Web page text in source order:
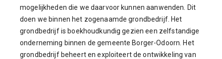
mogelijkheden die we daarvoor kunnen aanwenden. Dit
doen we binnen het zogenaamde grondbedrijf. Het
grondbedrijf is boekhoudkundig gezien een zelfstandige
onderneming binnen de gemeente Borger-Odoorn. Het
grondbedrijf beheert en exploiteert de ontwikkeling van